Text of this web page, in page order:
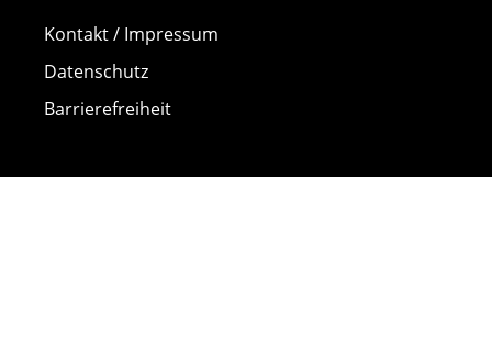
Kontakt / Impressum
Datenschutz
Barrierefreiheit